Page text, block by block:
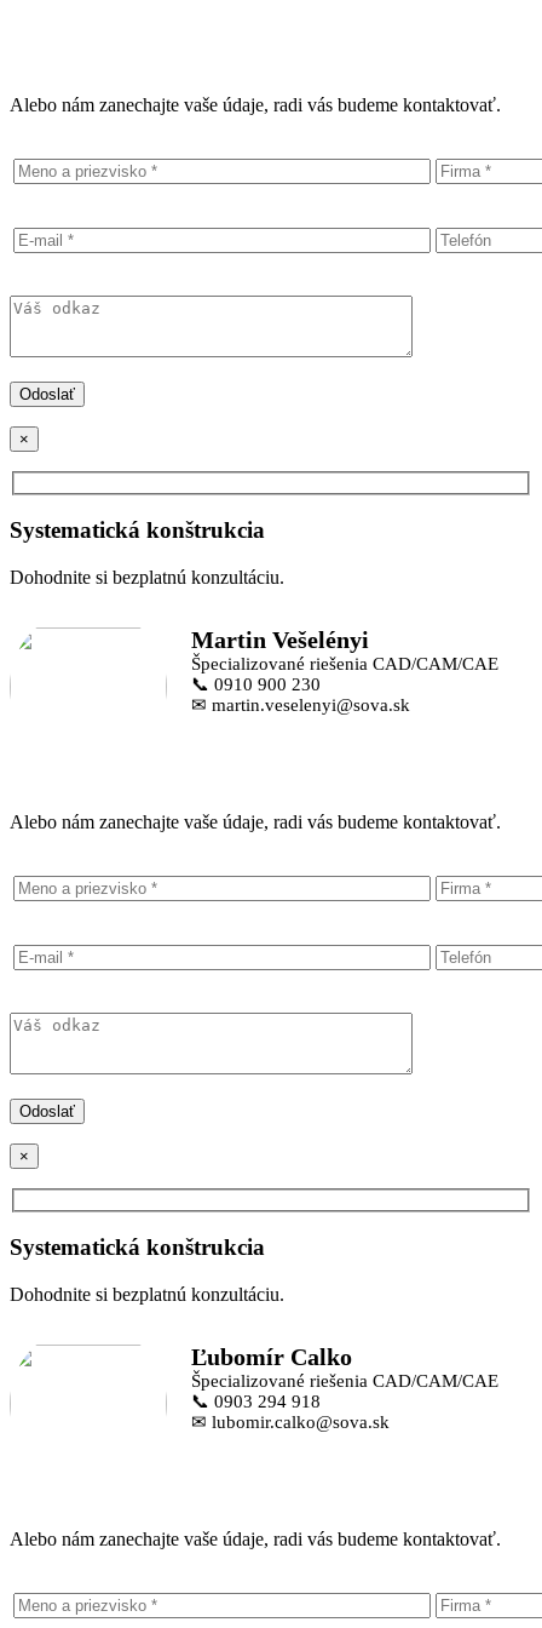
Alebo nám zanechajte vaše údaje, radi vás budeme kontaktovať.
×
Systematická konštrukcia
Dohodnite si bezplatnú konzultáciu.
Martin Vešelényi
Špecializované riešenia CAD/CAM/CAE
📞 0910 900 230
✉ martin.veselenyi@sova.sk
Alebo nám zanechajte vaše údaje, radi vás budeme kontaktovať.
×
Systematická konštrukcia
Dohodnite si bezplatnú konzultáciu.
Ľubomír Calko
Špecializované riešenia CAD/CAM/CAE
📞 0903 294 918
✉ lubomir.calko@sova.sk
Alebo nám zanechajte vaše údaje, radi vás budeme kontaktovať.